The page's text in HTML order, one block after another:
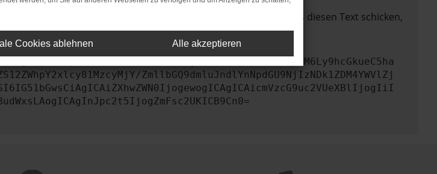
werden versuchen, das Problem zu beheben. Du kannst uns diesen Text schicken,
ZmllbGQ9dmluJndlYnNpdGU9NjIzNDk1ZDM4YWVlZj
Cookies ablehnen Alle akzeptieren